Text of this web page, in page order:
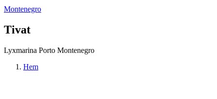
Montenegro
Tivat
Lyxmarina Porto Montenegro
Hem